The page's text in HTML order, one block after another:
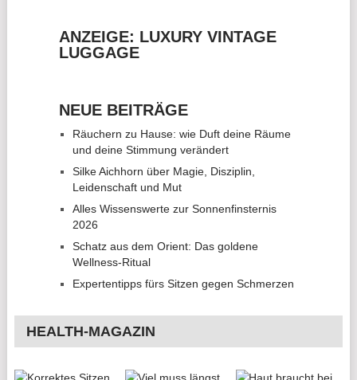
ANZEIGE: LUXURY VINTAGE
LUGGAGE
NEUE BEITRÄGE
Räuchern zu Hause: wie Duft deine Räume
und deine Stimmung verändert
Silke Aichhorn über Magie, Disziplin,
Leidenschaft und Mut
Alles Wissenswerte zur Sonnenfinsternis
2026
Schatz aus dem Orient: Das goldene
Wellness-Ritual
Expertentipps fürs Sitzen gegen Schmerzen
HEALTH-MAGAZIN